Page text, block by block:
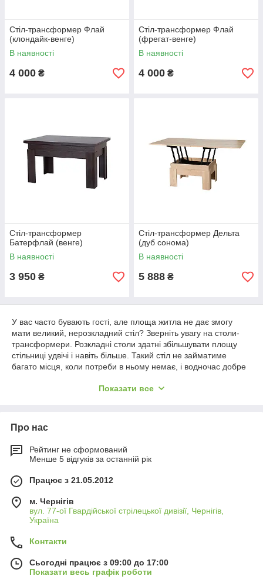
Стіл-трансформер Флай
(клондайк-венге)
В наявності
4 000 ₴
Стіл-трансформер Флай
(фрегат-венге)
В наявності
4 000 ₴
Стіл-трансформер
Батерфлай (венге)
В наявності
3 950 ₴
Стіл-трансформер Дельта
(дуб сонома)
В наявності
5 888 ₴
У вас часто бувають гості, але площа житла не дає змогу
мати великий, нерозкладний стіл? Зверніть увагу на столи-
трансформери. Розкладні столи здатні збільшувати площу
стільниці удвічі і навіть більше. Такий стіл не займатиме
багато місця, коли потреби в ньому немає, і водночас добре
дуже популярні столи-книжки, які мають дві стільниці та за
вмістити велику компанію в розкладеному. Також варто
зазначити сучасні столи слайдери, вони прості у використанні
Ще одним цікавим механізмом розкладання мають столи
консолі. Такі столи здатні розкладатися до 3-4 метрів за дуже
компактних розмірів у складеному стані. Погодьтеся, це дуже
гарний варіант, особливо з огляду на їхню невелику вартість.
кімнату просторою, не втрачаючи переваг великих столів.
магазиніsalonbiomebel.com.ua.
Показати все
Про нас
Рейтинг не сформований
Менше 5 відгуків за останній рік
Працює з 21.05.2012
м. Чернігів
вул. 77-ої Гвардійської стрілецької дивізії, Чернігів,
Україна
Контакти
Сьогодні працює з 09:00 до 17:00
Показати весь графік роботи